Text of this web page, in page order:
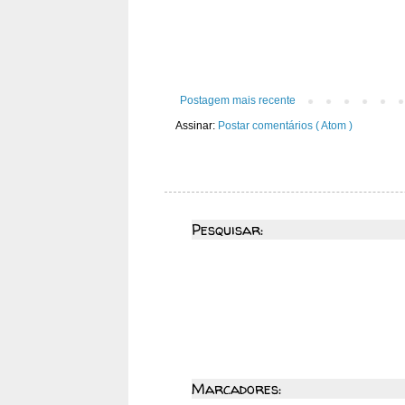
Postagem mais recente
Assinar: Postar comentários ( Atom )
Pesquisar:
Marcadores: